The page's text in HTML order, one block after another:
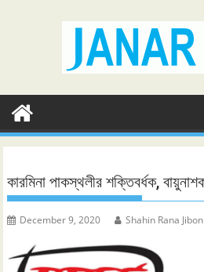
কারমিনা পাকস্থলীর শক্তিবর্ধক,
December 9, 2020 Shahin Rana Jibon